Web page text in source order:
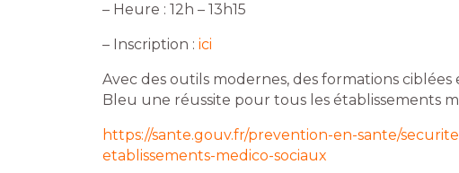
– Heure : 12h – 13h15
– Inscription : ici
Avec des outils modernes, des formations
Bleu une réussite pour tous les établissements
https://sante.gouv.fr/prevention-en-sante/
etablissements-medico-sociaux